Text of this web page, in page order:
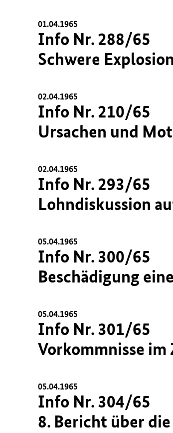
01.04.1965
Info Nr. 288/65
Schwere
02.04.1965
Info Nr. 210/65
Ursachen und
02.04.1965
Info Nr. 293/65
Lohndiskussion
05.04.1965
Info Nr. 300/65
Beschädigung
05.04.1965
Info Nr. 301/65
Vorkommnisse
05.04.1965
Info Nr. 304/65
8. Bericht über